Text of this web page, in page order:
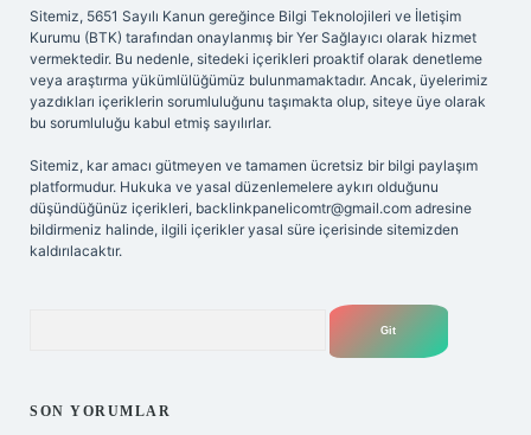
Sitemiz, 5651 Sayılı Kanun gereğince Bilgi Teknolojileri ve İletişim
Kurumu (BTK) tarafından onaylanmış bir Yer Sağlayıcı olarak hizmet
vermektedir. Bu nedenle, sitedeki içerikleri proaktif olarak denetleme
veya araştırma yükümlülüğümüz bulunmamaktadır. Ancak, üyelerimiz
yazdıkları içeriklerin sorumluluğunu taşımakta olup, siteye üye olarak
bu sorumluluğu kabul etmiş sayılırlar.
Sitemiz, kar amacı gütmeyen ve tamamen ücretsiz bir bilgi paylaşım
platformudur. Hukuka ve yasal düzenlemelere aykırı olduğunu
düşündüğünüz içerikleri, backlinkpanelicomtr@gmail.com adresine
bildirmeniz halinde, ilgili içerikler yasal süre içerisinde sitemizden
kaldırılacaktır.
SON YORUMLAR